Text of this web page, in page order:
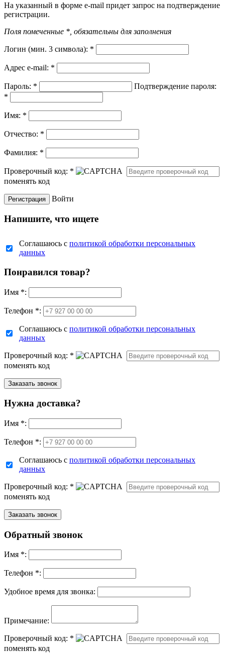
На указанный в форме e-mail придет запрос на подтверждение
регистрации.
Поля помеченные *, обязательны для заполнения
Логин (мин. 3 символа): *
Адрес e-mail: *
Пароль: *
Подтверждение пароля:
*
Имя: *
Отчество: *
Фамилия: *
Проверочный код: *
поменять код
Войти
Напишите, что ищете
Соглашаюсь с политикой обработки персональных
данных
Понравился товар?
Имя *:
Телефон *:
Соглашаюсь с политикой обработки персональных
данных
Проверочный код: *
поменять код
Нужна доставка?
Имя *:
Телефон *:
Соглашаюсь с политикой обработки персональных
данных
Проверочный код: *
поменять код
Обратный звонок
Имя *:
Телефон *:
Удобное время для звонка:
Примечание:
Проверочный код: *
поменять код